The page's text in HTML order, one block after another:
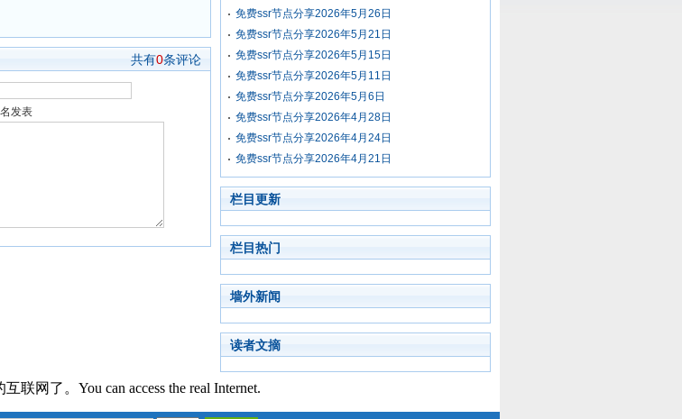
共有0条评论
发表
免费ssr节点分享2026年5月26日
免费ssr节点分享2026年5月21日
免费ssr节点分享2026年5月15日
免费ssr节点分享2026年5月11日
免费ssr节点分享2026年5月6日
免费ssr节点分享2026年4月28日
免费ssr节点分享2026年4月24日
免费ssr节点分享2026年4月21日
栏目更新
栏目热门
墙外新闻
读者文摘
联网了。You can access the real Internet.